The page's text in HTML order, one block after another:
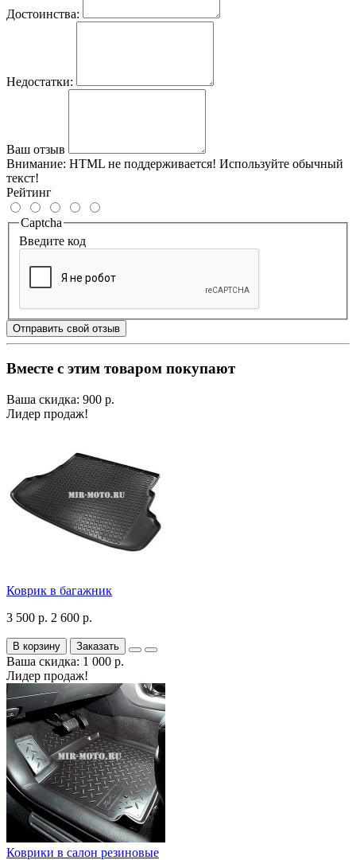
Достоинства:
Недостатки:
Ваш отзыв
Внимание: HTML не поддерживается! Используйте обычный
текст!
Рейтинг
Captcha
Введите код
Отправить свой отзыв
Вместе с этим товаром покупают
Ваша скидка: 900 р.
Лидер продаж!
Коврик в багажник
3 500 р. 2 600 р.
В корзину Заказать
Ваша скидка: 1 000 р.
Лидер продаж!
Коврики в салон резиновые